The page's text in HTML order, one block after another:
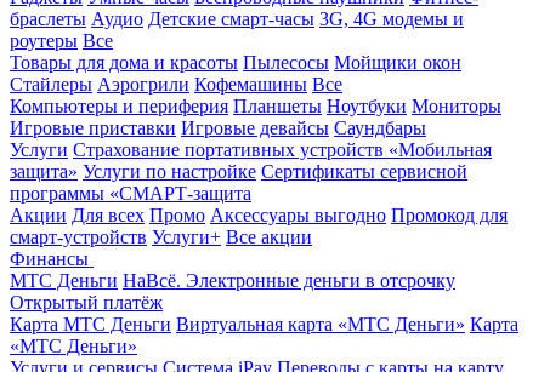
браслеты Аудио Детские смарт-часы 3G, 4G модемы и
роутеры Все
Товары для дома и красоты Пылесосы Мойщики окон
Стайлеры Аэрогрили Кофемашины Все
Компьютеры и периферия Планшеты Ноутбуки Мониторы
Игровые приставки Игровые девайсы Саундбары
Услуги Страхование портативных устройств «Мобильная
защита» Услуги по настройке Сертификаты сервисной
программы «СМАРТ-защита
Акции Для всех Промо Аксессуары выгодно Промокод для
смарт-устройств Услуги+ Все акции
Финансы
МТС Деньги НаВсё. Электронные деньги в отсрочку
Открытый платёж
Карта МТС Деньги Виртуальная карта «МТС Деньги» Карта
«МТС Деньги»
Услуги и сервисы Система iPay Переводы с карты на карту